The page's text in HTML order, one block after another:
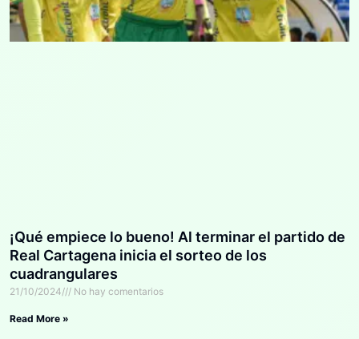
¡Qué empiece lo bueno! Al terminar el partido de
Real Cartagena inicia el sorteo de los
cuadrangulares
21/10/2024 No hay comentarios
Read More »